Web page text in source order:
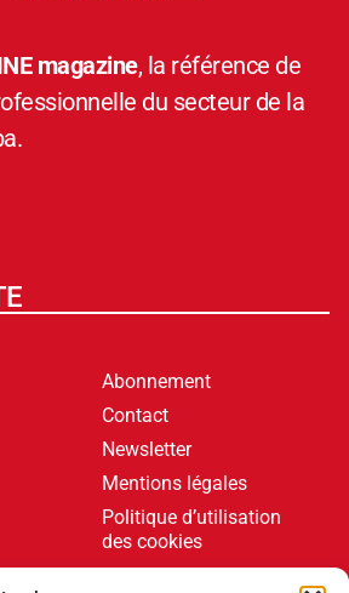
magazine, la référence de
du secteur de la
Abonnement
Contact
Newsletter
Mentions légales
Politique d’utilisation
des cookies